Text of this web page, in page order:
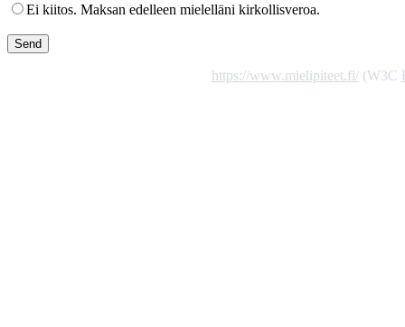
Ei kiitos. Maksan edelleen mielelläni kirkollisveroa.
https://www.mielipiteet.fi/(W3C